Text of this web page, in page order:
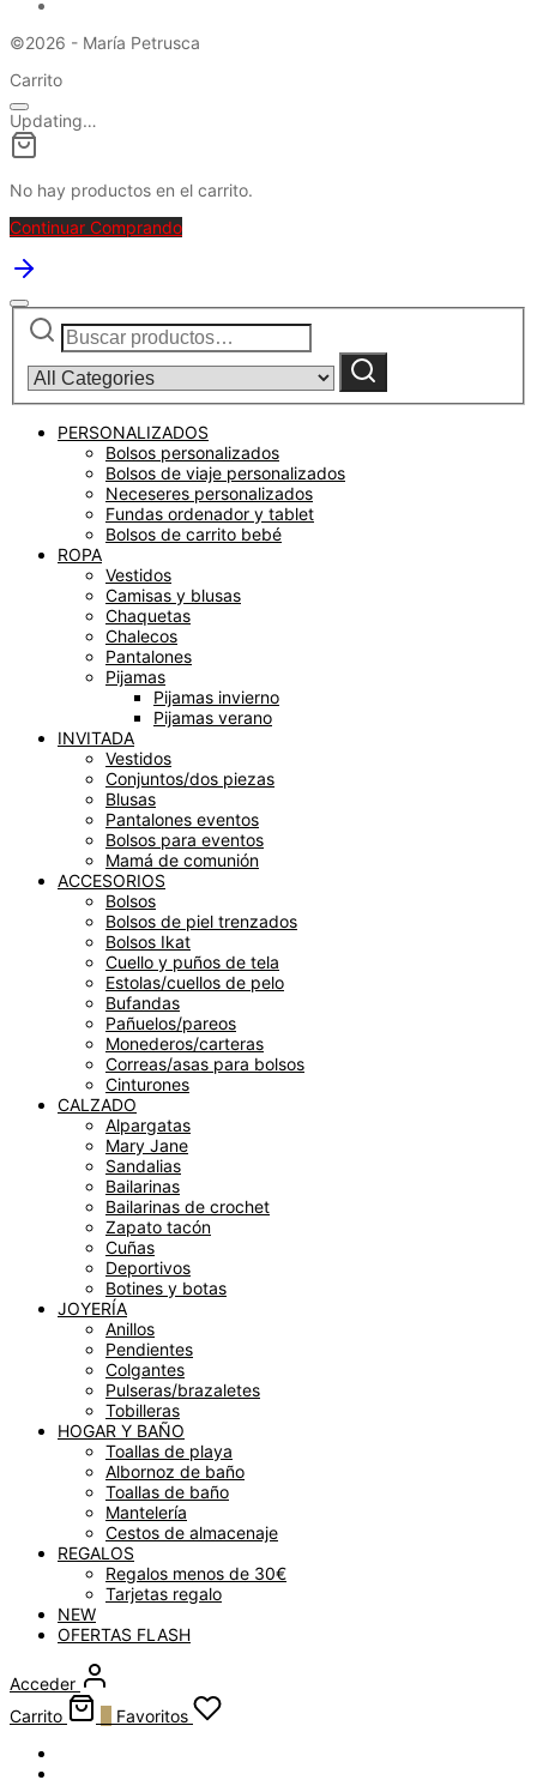
©2026 - María Petrusca
Carrito
Updating…
No hay productos en el carrito.
Continuar Comprando
Buscar
por:
category:
Buscar
PERSONALIZADOS
Bolsos personalizados
Bolsos de viaje personalizados
Neceseres personalizados
Fundas ordenador y tablet
Bolsos de carrito bebé
ROPA
Vestidos
Camisas y blusas
Chaquetas
Chalecos
Pantalones
Pijamas
Pijamas invierno
Pijamas verano
INVITADA
Vestidos
Conjuntos/dos piezas
Blusas
Pantalones eventos
Bolsos para eventos
Mamá de comunión
ACCESORIOS
Bolsos
Bolsos de piel trenzados
Bolsos Ikat
Cuello y puños de tela
Estolas/cuellos de pelo
Bufandas
Pañuelos/pareos
Monederos/carteras
Correas/asas para bolsos
Cinturones
CALZADO
Alpargatas
Mary Jane
Sandalias
Bailarinas
Bailarinas de crochet
Zapato tacón
Cuñas
Deportivos
Botines y botas
JOYERÍA
Anillos
Pendientes
Colgantes
Pulseras/brazaletes
Tobilleras
HOGAR Y BAÑO
Toallas de playa
Albornoz de baño
Toallas de baño
Mantelería
Cestos de almacenaje
REGALOS
Regalos menos de 30€
Tarjetas regalo
NEW
OFERTAS FLASH
Acceder
Carrito
Favoritos